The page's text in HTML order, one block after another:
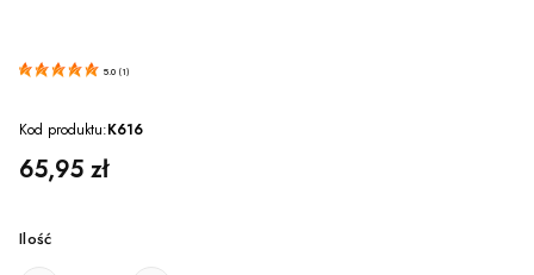
5.0 (1 )
Kod produktu:K616
Cena
65,95 zł
Ilość